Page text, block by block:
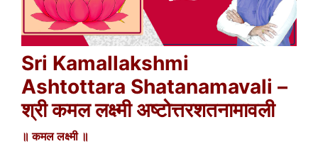
Sri Kamallakshmi
Ashtottara Shatanamavali –
श्री कमल लक्ष्मी अष्टोत्तरशतनामावली
॥ कमल लक्ष्मी ॥